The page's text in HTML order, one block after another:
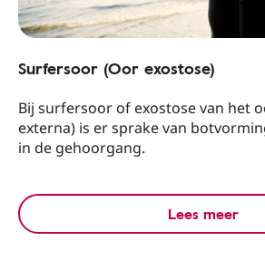
Surfersoor (Oor exostose)
Bij surfersoor of exostose van het
externa) is er sprake van
in de gehoorgang.
Lees meer